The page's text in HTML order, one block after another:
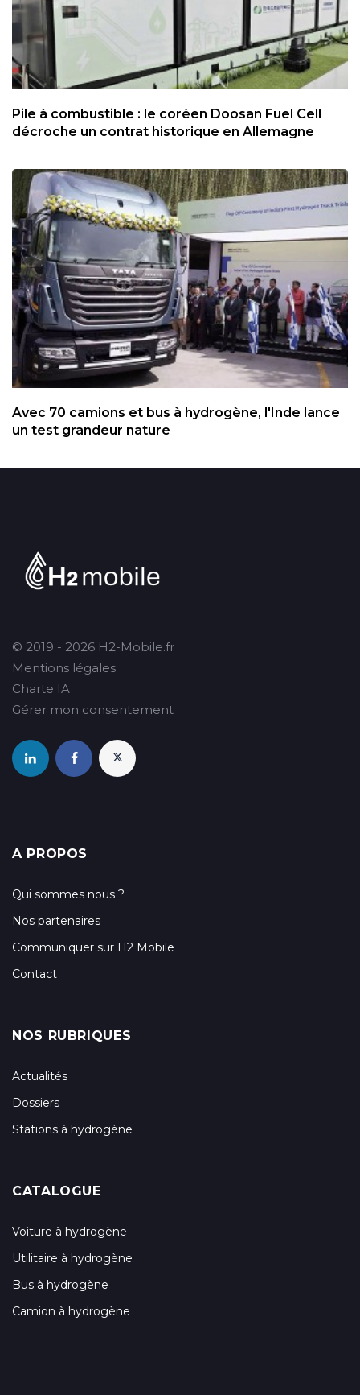
Pile à combustible : le coréen Doosan Fuel Cell
décroche un contrat historique en Allemagne
Avec 70 camions et bus à hydrogène, l'Inde lance
un test grandeur nature
© 2019 - 2026 H2-Mobile.fr
Mentions légales
Charte IA
Gérer mon consentement
A PROPOS
Qui sommes nous ?
Nos partenaires
Communiquer sur H2 Mobile
Contact
NOS RUBRIQUES
Actualités
Dossiers
Stations à hydrogène
CATALOGUE
Voiture à hydrogène
Utilitaire à hydrogène
Bus à hydrogène
Camion à hydrogène